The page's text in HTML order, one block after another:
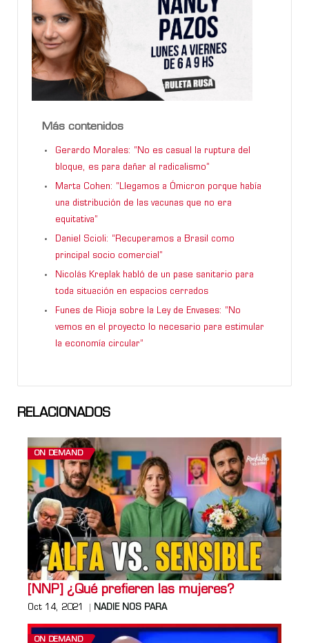
Más contenidos
Gerardo Morales: “No es casual la ruptura del
bloque, es para dañar al radicalismo”
Marta Cohen: “Llegamos a Ómicron porque había
una distribución de las vacunas que no era
equitativa”
Daniel Scioli: “Recuperamos a Brasil como
principal socio comercial”
Nicolás Kreplak habló de un pase sanitario para
toda situación en espacios cerrados
Funes de Rioja sobre la Ley de Envases: “No
vemos en el proyecto lo necesario para estimular
la economía circular”
RELACIONADOS
ON DEMAND
[NNP] ¿Qué prefieren las mujeres?
Oct 14, 2021 NADIE NOS PARA
ON DEMAND